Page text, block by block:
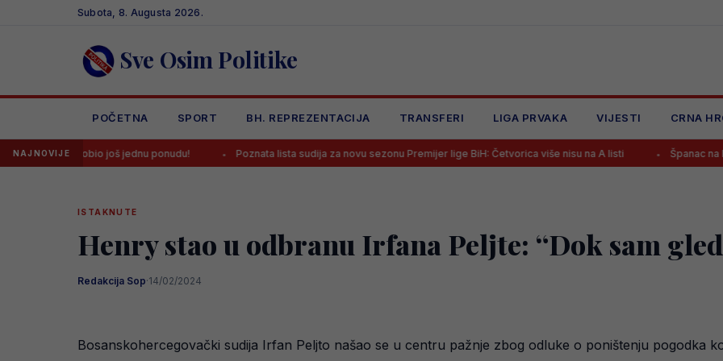
Subota, 8. Augusta 2026.
Sve Osim Politike
POČETNA SPORT BH. REPREZENTACIJA TRANSFERI LIGA PRVAKA VIJESTI CRNA
NAJNOVIJE
dobio još jednu ponudu! Poznata lista sudija za novu sezonu Premijer lige BiH: Četvorica više nisu na A listi Španac na klupi
ISTAKNUTE
Henry stao u odbranu Irfana Peljte: “Dok sam
Redakcija Sop·14/02/2024
Bosanskohercegovački sudija Irfan Peljto našao se u centru pažnje zbog odluke o poništenju pogodka